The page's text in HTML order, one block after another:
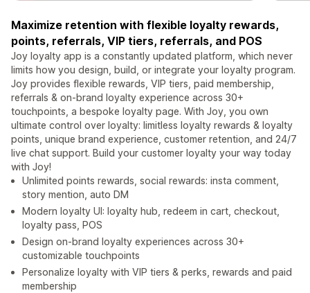
Maximize retention with flexible loyalty rewards,
points, referrals, VIP tiers, referrals, and POS
Joy loyalty app is a constantly updated platform, which never
limits how you design, build, or integrate your loyalty program.
Joy provides flexible rewards, VIP tiers, paid membership,
referrals & on-brand loyalty experience across 30+
touchpoints, a bespoke loyalty page. With Joy, you own
ultimate control over loyalty: limitless loyalty rewards & loyalty
points, unique brand experience, customer retention, and 24/7
live chat support. Build your customer loyalty your way today
with Joy!
Unlimited points rewards, social rewards: insta comment,
story mention, auto DM
Modern loyalty UI: loyalty hub, redeem in cart, checkout,
loyalty pass, POS
Design on-brand loyalty experiences across 30+
customizable touchpoints
Personalize loyalty with VIP tiers & perks, rewards and paid
membership